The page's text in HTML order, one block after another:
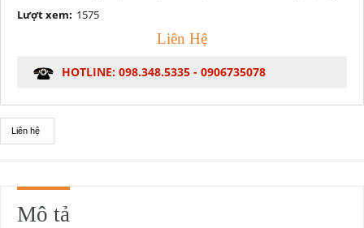
Lượt xem: 1575
Liên Hệ
HOTLINE: 098.348.5335 - 0906735078
Liên hệ
Mô tả